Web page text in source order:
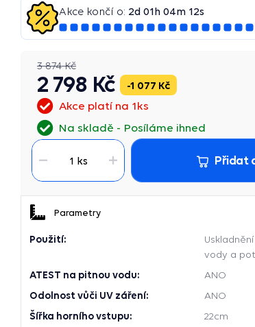
Akce platí na 1ks
Na skladě
Posíláme ihned
1 077 Kč
Akce končí o: 2d 01h 04m 11s
3 874 Kč
2 798 Kč
1 ks Přidat
Parametry
Použití:
vody a
ATEST na pitnou vodu: ANO
Odolnost vůči UV záření: ANO
Šířka horního vstupu: 22cm